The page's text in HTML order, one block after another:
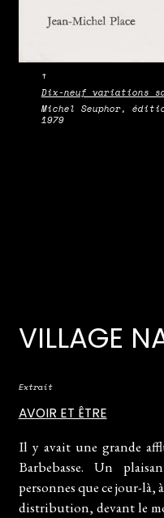
↑
Dix-neuf variations
Michel Seuphor,
1979
VILLAGE
Extrait
AVOIR ET ÊTRE
Il y avait une grande
Barbebasse. Un
personnes que ce jour-
distribution, devant le